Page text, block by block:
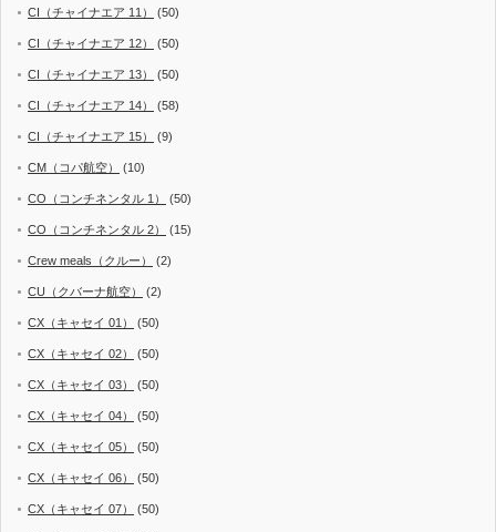
CI（チャイナエア 11） (50)
CI（チャイナエア 12） (50)
CI（チャイナエア 13） (50)
CI（チャイナエア 14） (58)
CI（チャイナエア 15） (9)
CM（コパ航空） (10)
CO（コンチネンタル 1） (50)
CO（コンチネンタル 2） (15)
Crew meals（クルー） (2)
CU（クバーナ航空） (2)
CX（キャセイ 01） (50)
CX（キャセイ 02） (50)
CX（キャセイ 03） (50)
CX（キャセイ 04） (50)
CX（キャセイ 05） (50)
CX（キャセイ 06） (50)
CX（キャセイ 07） (50)